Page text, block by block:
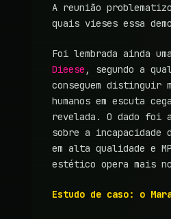
A reunião
quais vieses essa
Foi lembrada ainda uma
Dieese , segundo a
conseguem distinguir
humanos em escuta
revelada. O dado foi
sobre a
em alta qualidade e
estético opera mais
Estudo de caso: o